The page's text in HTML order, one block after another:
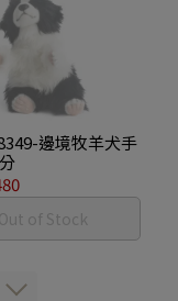
邊境牧羊犬手
Out of Stock